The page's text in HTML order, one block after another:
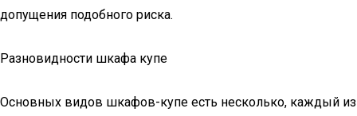
допущения подобного риска.
Разновидности шкафа купе
Основных видов шкафов-купе есть несколько, каждый из